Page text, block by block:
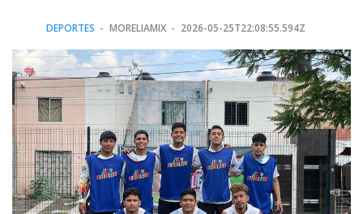
DEPORTES MORELIAMIX 2026-05-25T22:08:55.594Z